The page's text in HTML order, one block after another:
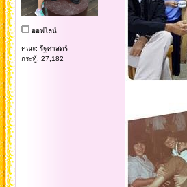
ออฟไลน์
คณะ: รัฐศาสตร์
กระทู้: 27,182